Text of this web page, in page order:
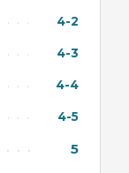
4-2
4-3
4-4
4-5
5